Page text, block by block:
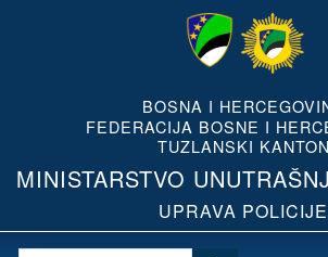
BOSNA I
FEDERACIJA BOSNE I
TUZLANSKI KANTON
MINISTARSTVO
UPRAVA POLICIJE